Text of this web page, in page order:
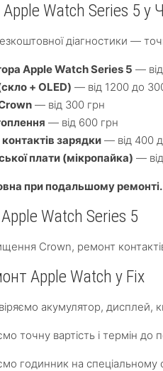
Watch Series 5 у
діагностики —
Apple Watch Series 5 —
+ OLED) — від 1200 до
— від 300 грн
— від 600 грн
зарядки — від 400
плати (мікропайка) —
при подальшому ремонті.
Watch Series 5
Crown, ремонт
Apple Watch у Fix
акумулятор, дисплей,
точну вартість і термін до
годинник на спеціальному